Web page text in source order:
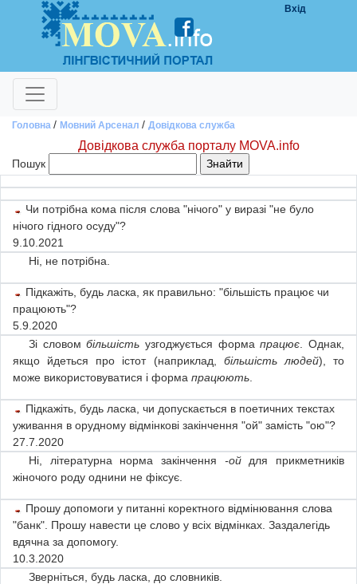
Вхід
Головна / Мовний Арсенал / Довідкова служба
Довідкова служба порталу MOVA.info
Пошук
Чи потрібна кома після слова "нічого" у виразі "не було
нічого гідного осуду"?
9.10.2021
Ні, не потрібна.
Підкажіть, будь ласка, як правильно: "більшість працює чи
працюють"?
5.9.2020
Зі словомбільшістьузгоджується формапрацює . Однак,
якщо йдеться про істот (наприклад, більшість людей), то
може використовуватися і форма працюють
Підкажіть, будь ласка, чи допускається в поетичних текстах
уживання в орудному відмінкові закінчення "ой" замість "ою"?
27.7.2020
Ні, літературна норма закінчення -ойдля прикметників
жіночого роду однини не фіксує.
Прошу допомоги у питанні коректного відмінювання слова
"банк". Прошу навести це слово у всіх відмінках. Заздалегідь
вдячна за допомогу.
10.3.2020
Зверніться, будь ласка, до словників.